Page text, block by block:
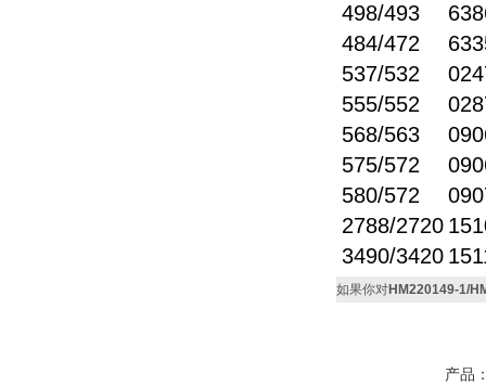
498/493
484/472
537/532
555/552
568/563
575/572
580/572
2788/2720
3490/3420
如果你对HM220149-1/
产品